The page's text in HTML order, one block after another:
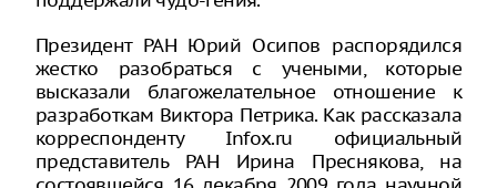
Президент РАН Юрий Осипов распорядился
жестко разобраться с учеными, которые
высказали благожелательное отношение к
разработкам Виктора Петрика. Как рассказала
корреспонденту Infox.ru официальный
представитель РАН Ирина Преснякова, на